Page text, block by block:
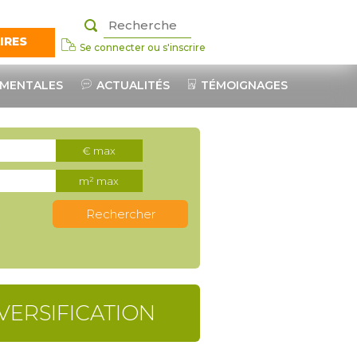
pro
Se connecter ou s'inscrire
ACTUALITÉS TÉMOIGNAGES
€ max
m² max